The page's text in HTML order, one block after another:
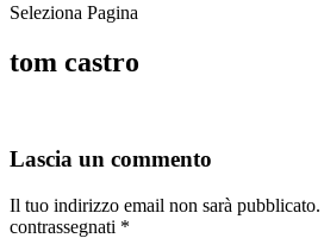
Seleziona Pagina
tom castro
Lascia un commento
Il tuo indirizzo email non sarà pubblicato.
contrassegnati *